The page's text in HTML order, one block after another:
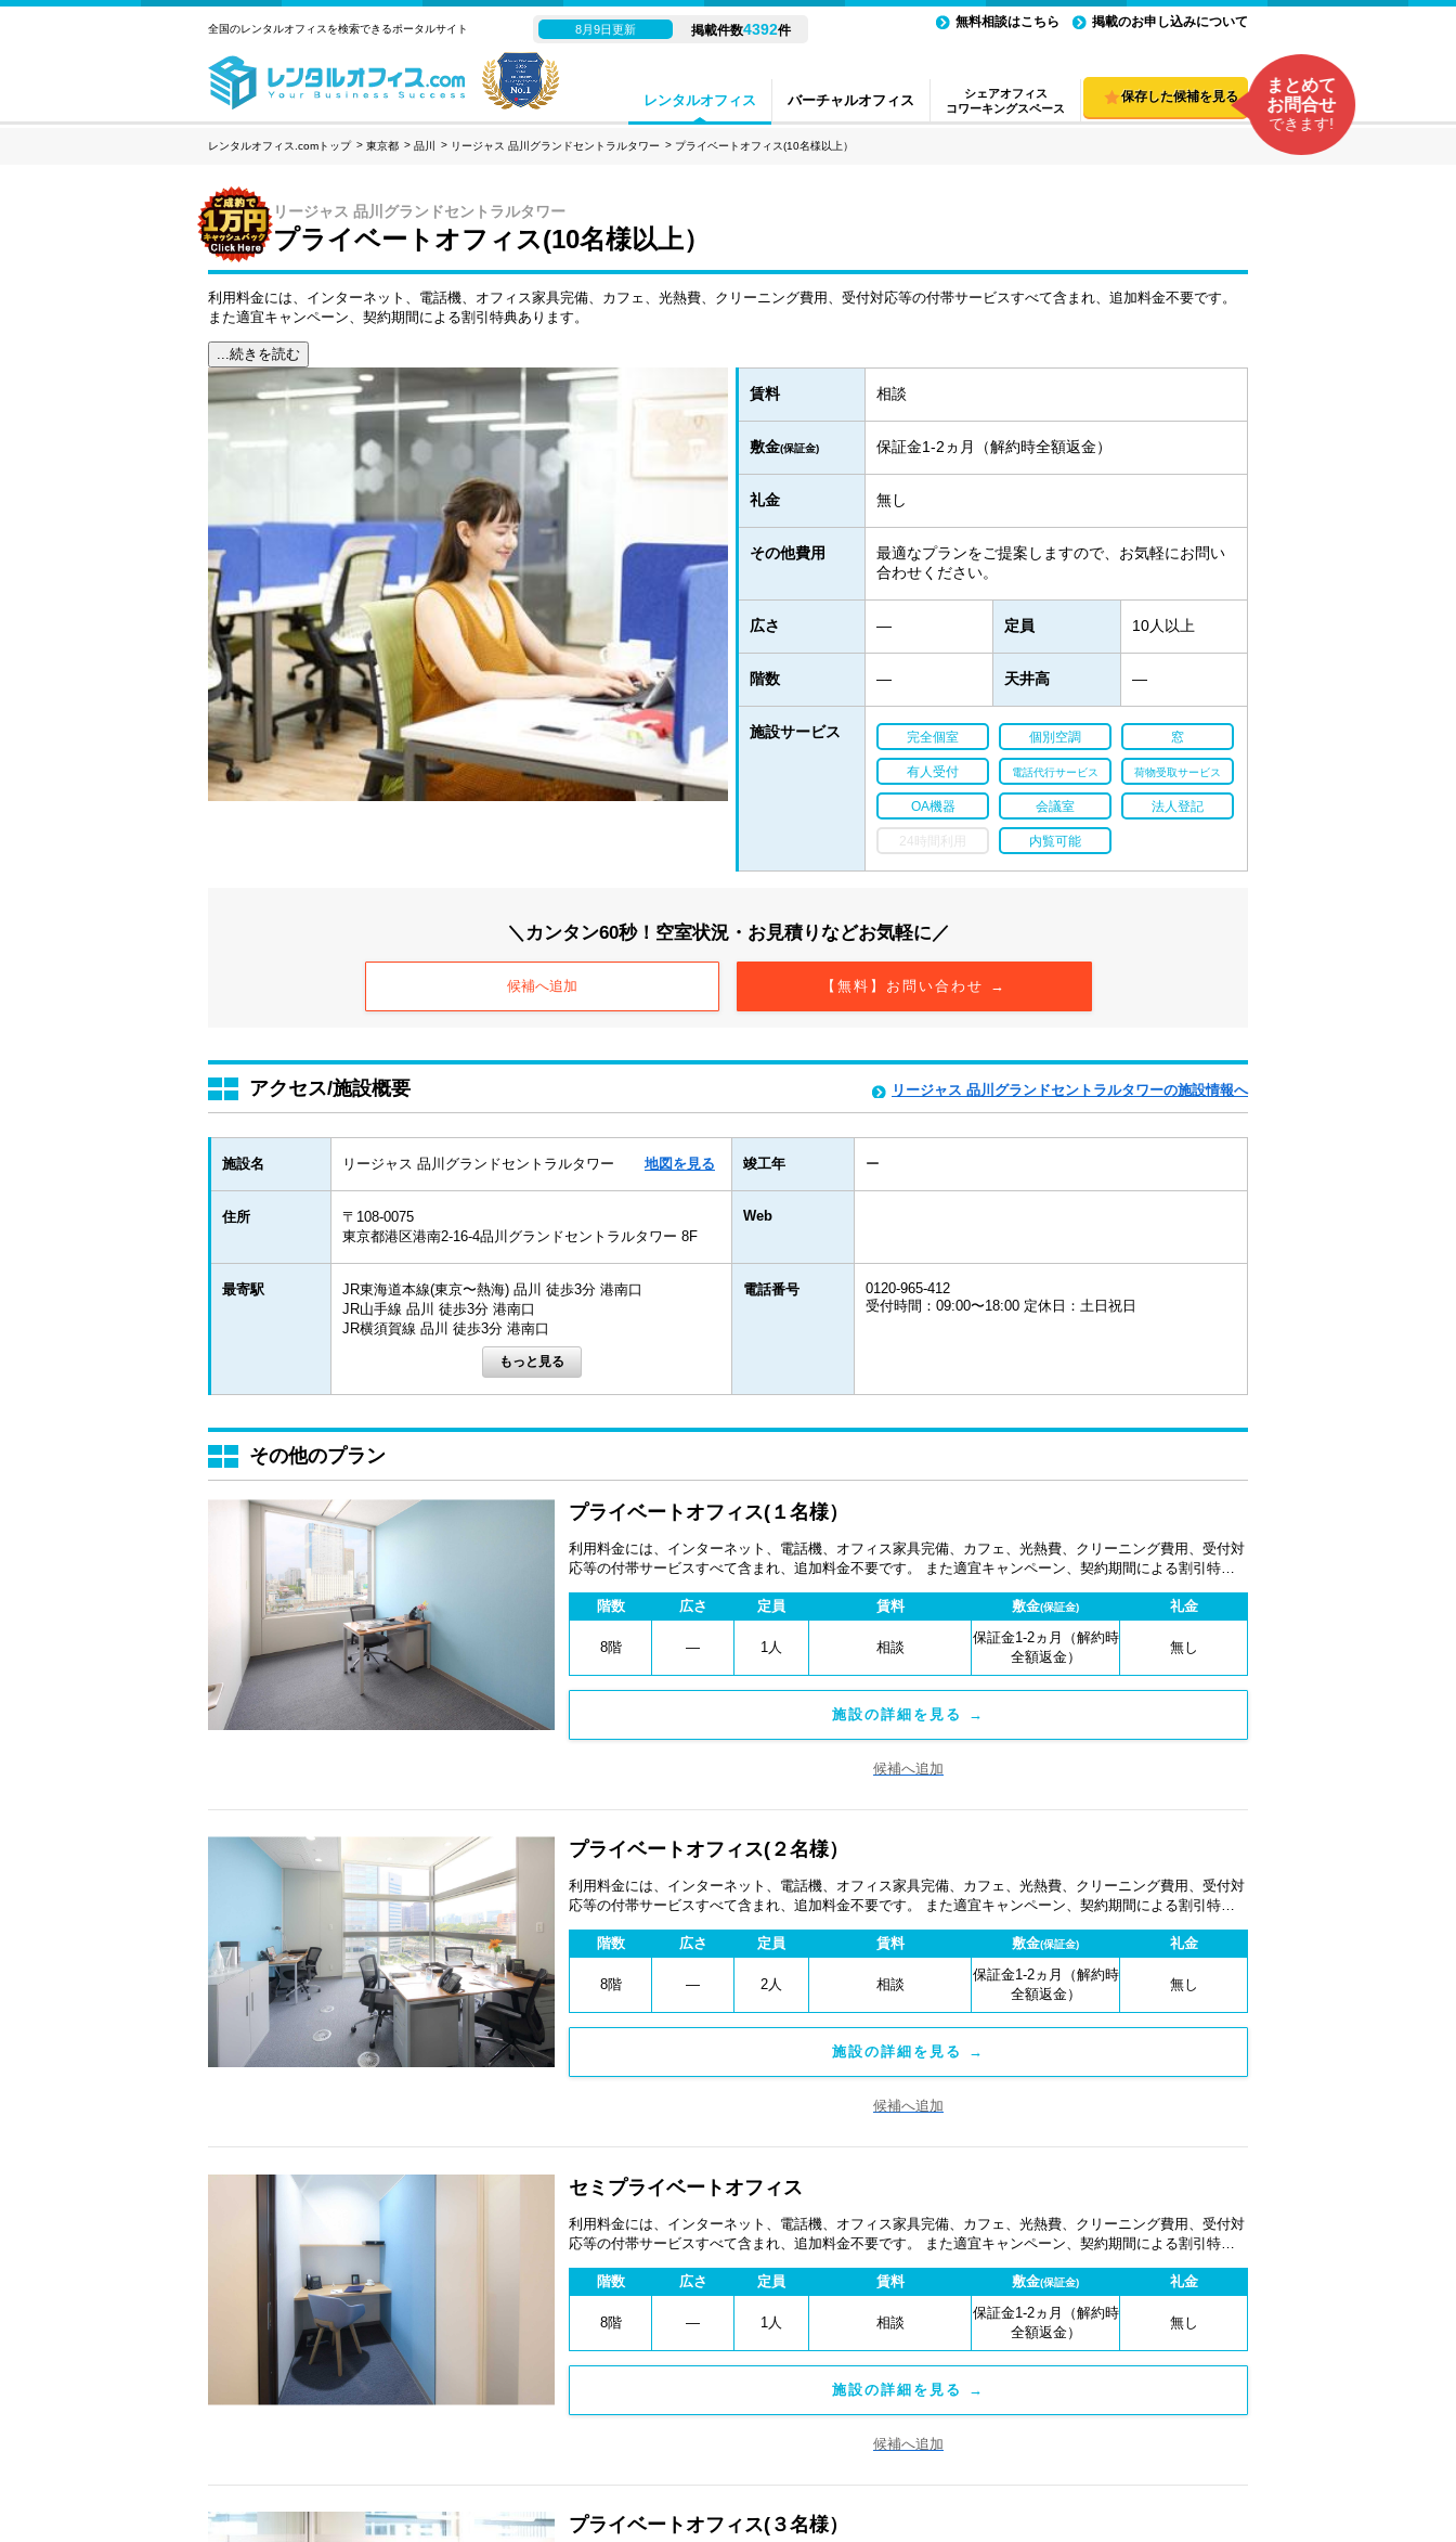
レンタルオフィス バーチャルオフィス
シェアオフィス
コワーキングスペース
全国のレンタルオフィスを検索できるポータルサイト 8月9日更新 掲載件数4392件
無料相談はこちら 掲載のお申し込みについて
保存した候補を見る
まとめて
お問合せ
できます!
レンタルオフィス.comトップ 東京都 品川 リージャス 品川グランドセントラルタワー プライベートオフィス(10名様以上）
リージャス 品川グランドセントラルタワー
プライベートオフィス(10名様以上）
利用料金には、インターネット、電話機、オフィス家具完備、カフェ、光熱費、クリーニング費用、受付対応等の付帯サービスすべて含まれ、追加料金不要です。
また適宜キャンペーン、契約期間による割引特典あります。
...続きを読む
賃料 相談
敷金(保証金) 保証金1-2ヵ月（解約時全額返金）
礼金 無し
その他費用
最適なプランをご提案しますので、お気軽にお問い
合わせください。
広さ ― 定員 10人以上
階数 ― 天井高 ―
施設サービス 完全個室 個別空調 窓
有人受付 電話代行サービス 荷物受取サービス
OA機器 会議室 法人登記
24時間利用 内覧可能
＼カンタン60秒！空室状況・お見積りなどお気軽に／
【無料】お問い合わせ →
候補へ追加
アクセス/施設概要 リージャス 品川グランドセントラルタワーの施設情報へ
施設名 リージャス 品川グランドセントラルタワー 地図を見る 竣工年 ー
住所
〒108-0075
東京都港区港南2-16-4品川グランドセントラルタワー 8F
Web
最寄駅
JR東海道本線(東京〜熱海) 品川 徒歩3分 港南口
JR山手線 品川 徒歩3分 港南口
JR横須賀線 品川 徒歩3分 港南口
電話番号
0120-965-412
受付時間：09:00〜18:00 定休日：土日祝日
その他のプラン
プライベートオフィス(１名様）
利用料金には、インターネット、電話機、オフィス家具完備、カフェ、光熱費、クリーニング費用、受付対
応等の付帯サービスすべて含まれ、追加料金不要です。 また適宜キャンペーン、契約期間による割引特典
階数
広さ 定員 賃料 敷金(保証金) 礼金
8階 ― 1人 相談
保証金1-2ヵ月（解約時
全額返金）
無し
施設の詳細を見る →
候補へ追加
プライベートオフィス(２名様）
利用料金には、インターネット、電話機、オフィス家具完備、カフェ、光熱費、クリーニング費用、受付対
応等の付帯サービスすべて含まれ、追加料金不要です。 また適宜キャンペーン、契約期間による割引特典
階数
広さ 定員 賃料 敷金(保証金) 礼金
8階 ― 2人 相談
保証金1-2ヵ月（解約時
全額返金）
無し
施設の詳細を見る →
候補へ追加
セミプライベートオフィス
利用料金には、インターネット、電話機、オフィス家具完備、カフェ、光熱費、クリーニング費用、受付対
応等の付帯サービスすべて含まれ、追加料金不要です。 また適宜キャンペーン、契約期間による割引特典
階数
広さ 定員 賃料 敷金(保証金) 礼金
8階 ― 1人 相談
保証金1-2ヵ月（解約時
全額返金）
無し
施設の詳細を見る →
候補へ追加
プライベートオフィス(３名様）